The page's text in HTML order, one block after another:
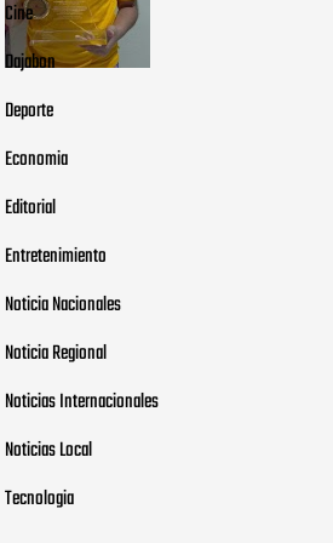
Cine
Dajabon
Deporte
Economia
Editorial
Entretenimiento
Noticia Nacionales
Noticia Regional
Noticias Internacionales
Noticias Local
Tecnologia